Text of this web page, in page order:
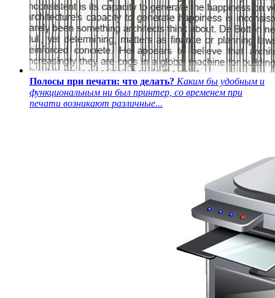
Полосы при печати: что делать? Каким бы удобным и
функциональным ни был принтер, со временем при
печати возникают различные...